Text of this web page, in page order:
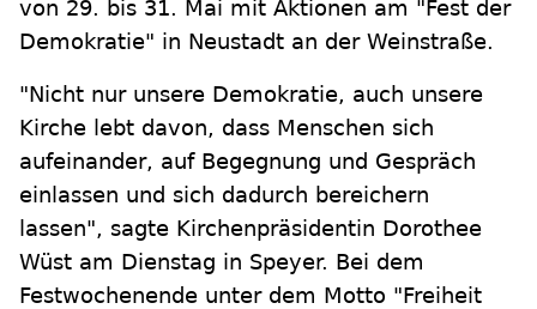
von 29. bis 31. Mai mit Aktionen am "Fest der
Demokratie" in Neustadt an der Weinstraße.
"Nicht nur unsere Demokratie, auch unsere
Kirche lebt davon, dass Menschen sich
aufeinander, auf Begegnung und Gespräch
einlassen und sich dadurch bereichern
lassen", sagte Kirchenpräsidentin Dorothee
Wüst am Dienstag in Speyer. Bei dem
Festwochenende unter dem Motto "Freiheit